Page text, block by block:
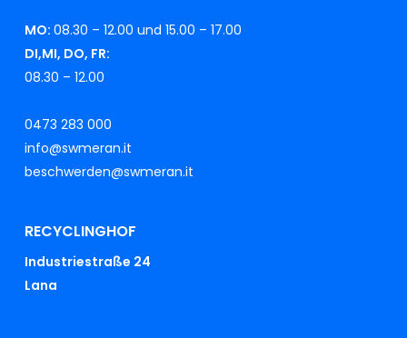
MO: 08.30 – 12.00 und 15.00 – 17.00
DI,MI, DO, FR:
08.30 – 12.00
0473 283 000
info@swmeran.it
beschwerden@swmeran.it
RECYCLINGHOF
Industriestraße 24
Lana